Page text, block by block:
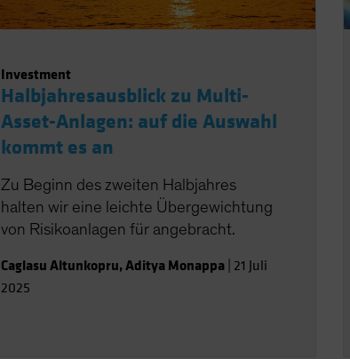
Investment
Halbjahresausblick zu Multi-
Asset-Anlagen: auf die Auswahl
kommt es an
Zu Beginn des zweiten Halbjahres
halten wir eine leichte Übergewichtung
von Risikoanlagen für angebracht.
Caglasu Altunkopru,Aditya Monappa| 21 Juli
2025